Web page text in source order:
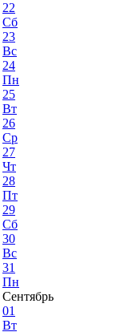
22
Сб
23
Вс
24
Пн
25
Вт
26
Ср
27
Чт
28
Пт
29
Сб
30
Вс
31
Пн
Сентябрь
01
Вт